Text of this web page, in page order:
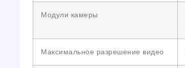
Модули камеры
Максимальное разрешение видео